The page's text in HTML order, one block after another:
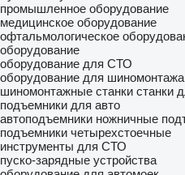
промышленное оборудование
медицинское оборудование
офтальмологическое
оборудование
оборудование для СТО
оборудование для шиномонтажа
шиномонтажные станки станки
подъемники для авто
автоподъемники ножничные
подъемники четырехстоечные
инструменты для СТО
пуско-зарядные устройства